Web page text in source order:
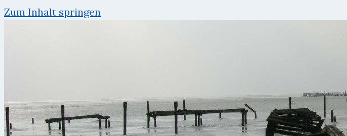
Zum Inhalt springen